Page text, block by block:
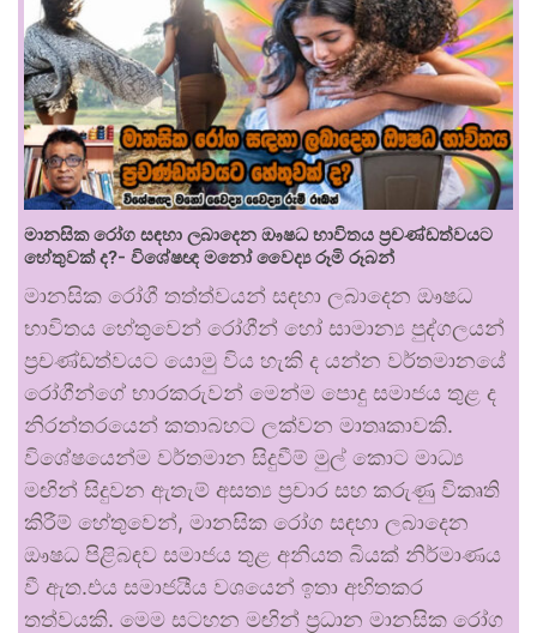
මානසික රෝග සඳහා ලබාදෙන ඖෂධ භාවිතය ප්‍රචණ්ඩත්වයට
හේතුවක් ද?- විශේෂඥ මනෝ වෛද්‍ය රූමි රූබන්
මානසික රෝගී තත්ත්වයන් සඳහා ලබාදෙන ඖෂධ
භාවිතය හේතුවෙන් රෝගීන් හෝ සාමාන්‍ය පුද්ගලයන්
ප්‍රචණ්ඩත්වයට යොමු විය හැකි ද යන්න වර්තමානයේ
රෝගීන්ගේ භාරකරුවන් මෙන්ම පොදු සමාජය තුළ ද
නිරන්තරයෙන් කතාබහට ලක්වන මාතෘකාවකි.
විශේෂයෙන්ම වර්තමාන සිදුවීම් මුල් කොට මාධ්‍ය
මඟින් සිදුවන ඇතැම් අසත්‍ය ප්‍රචාර සහ කරුණු විකෘති
කිරීම් හේතුවෙන්, මානසික රෝග සඳහා ලබාදෙන
ඖෂධ පිළිබඳව සමාජය තුළ අනියත බියක් නිර්මාණය
වී ඇත.එය සමාජයීය වශයෙන් ඉතා අහිතකර
තත්වයකි. මෙම සටහන මඟින් ප්‍රධාන මානසික රෝග